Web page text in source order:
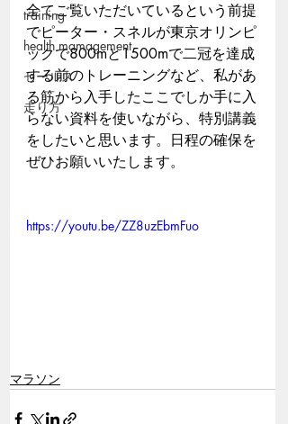
training
health mamagement
セールス
走り方
全てご覧いただいているという前提
でピーター・スネルが東京オリンピ
ックで800mと1500mで二冠を達成
する前のトレーニングなど、私があ
る筋から入手したここでしか手に入
らない資料を使いながら、特別講義
をしたいと思います。日程の確保を
ぜひお願いいたします。
https://youtu.be/ZZ8uzEbmFuo
マラソン